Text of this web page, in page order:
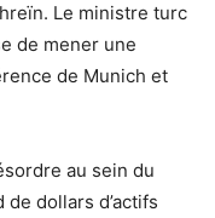
Le ministre turc
de mener une
de Munich et
au sein du
dollars d’actifs